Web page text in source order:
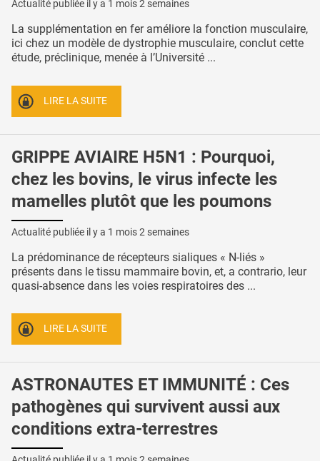
Actualité publiée il y a 1 mois 2 semaines
La supplémentation en fer améliore la fonction musculaire,
ici chez un modèle de dystrophie musculaire, conclut cette
étude, préclinique, menée à l’Université ...
LIRE LA SUITE
GRIPPE AVIAIRE H5N1 : Pourquoi,
chez les bovins, le virus infecte les
mamelles plutôt que les poumons
Actualité publiée il y a 1 mois 2 semaines
La prédominance de récepteurs sialiques « N-liés »
présents dans le tissu mammaire bovin, et, a contrario, leur
quasi-absence dans les voies respiratoires des ...
LIRE LA SUITE
ASTRONAUTES ET IMMUNITÉ : Ces
pathogènes qui survivent aussi aux
conditions extra-terrestres